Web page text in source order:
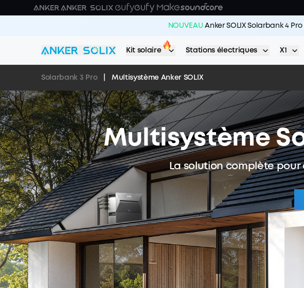
Skip to main content
NOUVEAU Anker SOLIX Solarbank 4
Kit solaire Stations électriques X1
Solarbank 3 Pro Multisystème Anker SOLIX
Multisystème
La solution complète pour